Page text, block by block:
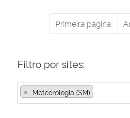
Primeira página
Filtro por sites:
× Meteorologia (SM)